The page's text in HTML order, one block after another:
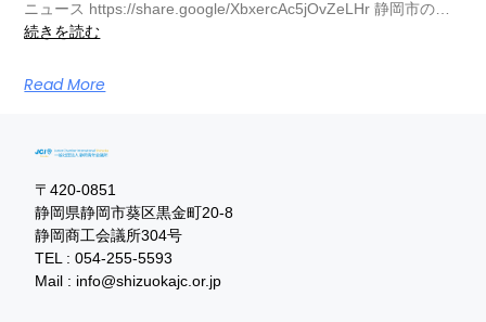
ニュース https://share.google/XbxercAc5jOvZeLHr 静岡市の…
続きを読む
Read More
〒420-0851
静岡県静岡市葵区黒金町20-8
静岡商工会議所304号
TEL : 054-255-5593
Mail : info@shizuokajc.or.jp